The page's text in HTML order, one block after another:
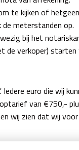
te kijken of
de meterstanden op.
bij het
de verkoper) starten
euro die wij
van €750,-
wij zien dat wij